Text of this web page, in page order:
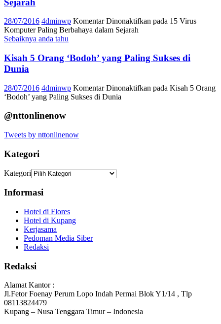
28/07/2016 4dminwp Komentar Dinonaktifkan pada 15 Virus
Komputer Paling Berbahaya dalam Sejarah
Sebaiknya anda tahu
Kisah 5 Orang ‘Bodoh’ yang Paling Sukses di
Dunia
28/07/2016 4dminwp Komentar Dinonaktifkan pada Kisah 5 Orang
‘Bodoh’ yang Paling Sukses di Dunia
@nttonlinenow
Tweets by nttonlinenow
Kategori
Kategori
Informasi
Hotel di Flores
Hotel di Kupang
Kerjasama
Pedoman Media Siber
Redaksi
Redaksi
Alamat Kantor :
Jl.Fetor Foenay Perum Lopo Indah Permai Blok Y1/14 , Tlp
08113824479
Kupang – Nusa Tenggara Timur – Indonesia